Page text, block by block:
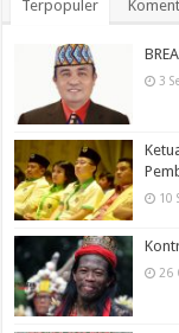
Terpopuler
3
10
26